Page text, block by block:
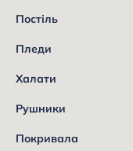
Постіль
Пледи
Халати
Рушники
Покривала